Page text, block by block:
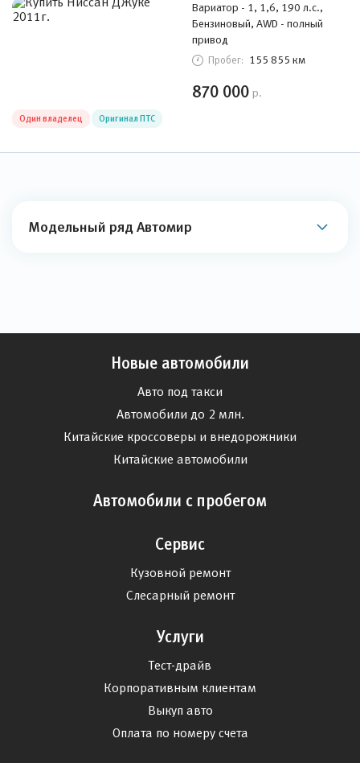
Вариатор - 1, 1,6, 190 л.с.,
Бензиновый, AWD - полный
привод
Пробег: 155 855 км
870 000 р.
Один владелец Оригинал ПТС
Модельный ряд Автомир
Новые автомобили
Авто под такси
Автомобили до 2 млн.
Китайские кроссоверы и внедорожники
Китайские автомобили
Автомобили с пробегом
Сервис
Кузовной ремонт
Слесарный ремонт
Услуги
Тест-драйв
Корпоративным клиентам
Выкуп авто
Оплата по номеру счета